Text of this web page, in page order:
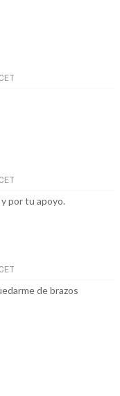
por tu apoyo.
de brazos